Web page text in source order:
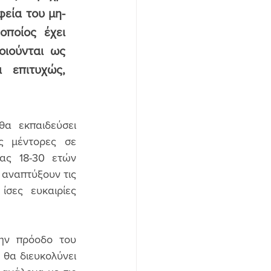
του μη-
έχει
ως
εκπαιδεύσει
μέντορες σε
18-30 ετών
τις
ευκαιρίες
πρόοδο του
διευκολύνει